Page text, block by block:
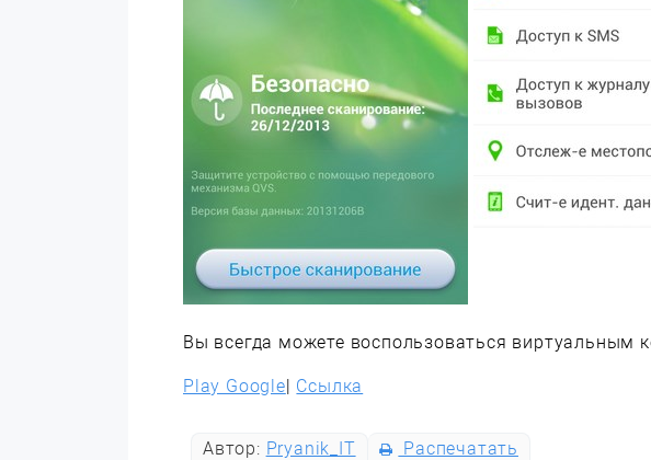
Вы всегда можете воспользоваться виртуальным
Play Google| Ссылка
Автор: Pryanik_IT Распечатать